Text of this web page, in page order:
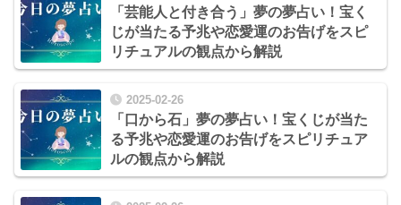
「芸能人と付き合う」夢の夢占い！宝く
じが当たる予兆や恋愛運のお告げをスピ
リチュアルの観点から解説
2025-02-26
「口から石」夢の夢占い！宝くじが当た
る予兆や恋愛運のお告げをスピリチュア
ルの観点から解説